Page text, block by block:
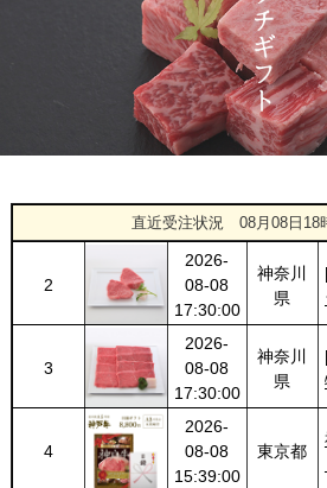
直近受注状況08月08日18
2026-
03-14
20:48:00
神奈川
県
2026-
03-14
18:00:00
福岡県
1
08-08
18:03:00
千葉県
2
2026-
08-08
17:30:00
神奈川
県
3
2026-
08-08
17:30:00
神奈川
県
4
2026-
08-08
15:39:00
東京都